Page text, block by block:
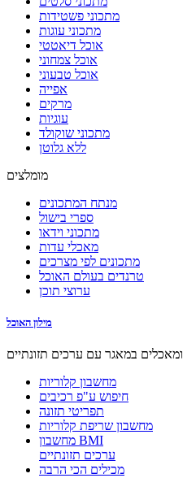
מתכוני פשטידות
מתכוני עוגות
אוכל דיאטטי
אוכל צמחוני
אוכל טבעוני
אפייה
מרקים
עוגיות
מתכוני שוקולד
ללא גלוטן
מומלצים
מנתח המתכונים
ספרי בישול
מתכוני וידאו
מאכלי עדות
מתכונים לפי מצרכים
טרנדים בעולם האוכל
ערוצי תוכן
מילון האוכל
מחשבון קלוריות
חיפוש ע"פ רכיבים
תפריטי תזונה
מחשבון שריפת קלוריות
מחשבון BMI
ערכים תזונתיים
מכילים הכי הרבה